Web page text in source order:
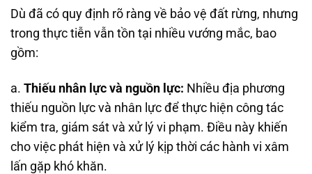
Dù đã có quy định rõ ràng về bảo vệ đất rừng, nhưng
trong thực tiễn vẫn tồn tại nhiều vướng mắc, bao
gồm:
a. Thiếu nhân lực và nguồn lực: Nhiều địa phương
thiếu nguồn lực và nhân lực để thực hiện công tác
kiểm tra, giám sát và xử lý vi phạm. Điều này khiến
cho việc phát hiện và xử lý kịp thời các hành vi xâm
lấn gặp khó khăn.